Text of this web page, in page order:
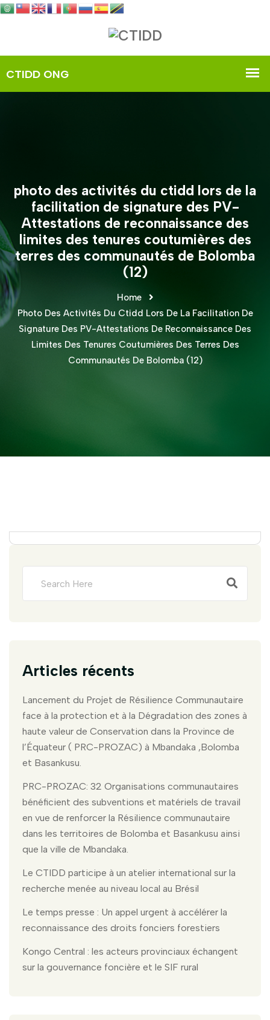
photo des activités du ctidd lors de la
facilitation de signature des PV-
Attestations de reconnaissance des
limites des tenures coutumières des
terres des communautés de Bolomba
(12)
Home
Photo Des Activités Du Ctidd Lors De La Facilitation De
Signature Des PV-Attestations De Reconnaissance Des
Limites Des Tenures Coutumières Des Terres Des
Communautés De Bolomba (12)
Articles récents
Lancement du Projet de Résilience Communautaire
face à la protection et à la Dégradation des zones à
haute valeur de Conservation dans la Province de
l’Équateur ( PRC-PROZAC) à Mbandaka ,Bolomba
et Basankusu.
PRC-PROZAC: 32 Organisations communautaires
bénéficient des subventions et matériels de travail
en vue de renforcer la Résilience communautaire
dans les territoires de Bolomba et Basankusu ainsi
que la ville de Mbandaka.
Le CTIDD participe à un atelier international sur la
recherche menée au niveau local au Brésil
Le temps presse : Un appel urgent à accélérer la
reconnaissance des droits fonciers forestiers
Kongo Central : les acteurs provinciaux échangent
sur la gouvernance foncière et le SIF rural